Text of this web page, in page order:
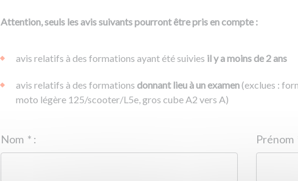
Attention, seuls les avis suivants pourront être pris en compte :
avis relatifs à des formations ayant été suivies il y a moins de 2 ans
avis relatifs à des formations donnant lieu à un examen(exclues :
moto légère 125/scooter/L5e, gros cube A2 vers A)
* :